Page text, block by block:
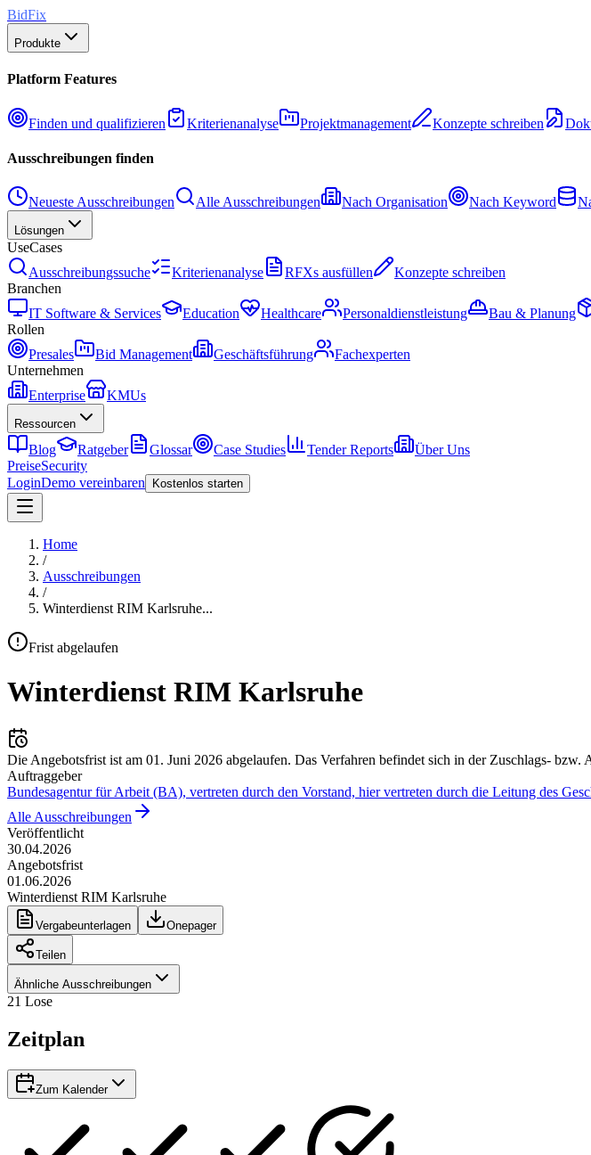
BidFix
Produkte
Platform Features
Finden und qualifizieren Kriterienanalyse Projektmanagement Konzepte schreiben
Ausschreibungen finden
Neueste Ausschreibungen Alle Ausschreibungen Nach Organisation Nach Keyword
Lösungen
UseCases
Ausschreibungssuche
Kriterienanalyse RFXs ausfüllen
Konzepte schreiben
Branchen
IT Software & Services
Education Healthcare Personaldienstleistung Bau & Planung
Rollen
Presales
Bid Management Geschäftsführung
Fachexperten
Unternehmen
Enterprise
KMUs
Ressourcen
Blog Ratgeber Glossar Case Studies Tender Reports
Über Uns
PreiseSecurity
LoginDemo vereinbaren Kostenlos starten
Home
/
Ausschreibungen
/
Winterdienst RIM Karlsruhe...
Frist abgelaufen
Winterdienst RIM Karlsruhe
Die Angebotsfrist ist am 01. Juni 2026 abgelaufen. Das Verfahren befindet sich in der Zuschlags- bzw.
Auftraggeber
Bundesagentur für Arbeit (BA), vertreten durch den Vorstand, hier vertreten durch die Leitung des
Alle Ausschreibungen
Veröffentlicht
30.04.2026
Angebotsfrist
01.06.2026
Winterdienst RIM Karlsruhe
Vergabeunterlagen Onepager
Teilen
Ähnliche Ausschreibungen
21 Lose
Zeitplan
Zum Kalender